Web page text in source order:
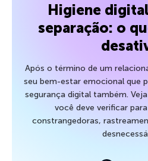
Higiene
separação: o
Após o término de um
seu bem-estar emocional que
segurança digital também.
você deve verificar
constrangedoras,